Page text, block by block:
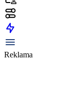
Reklama